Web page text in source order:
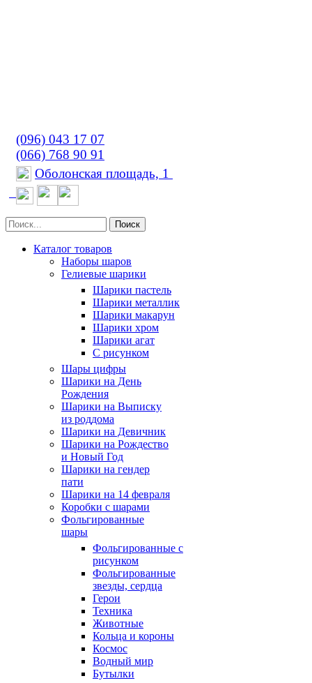
(096) 043 17 07
(066) 768 90 91
Оболонская площадь, 1
Поиск
Каталог товаров
Наборы шаров
Гелиевые шарики
Шарики пастель
Шарики металлик
Шарики макарун
Шарики хром
Шарики агат
С рисунком
Шары цифры
Шарики на День
Рождения
Шарики на Выписку
из роддома
Шарики на Девичник
Шарики на Рождество
и Новый Год
Шарики на гендер
пати
Шарики на 14 февраля
Коробки с шарами
Фольгированные
шары
Фольгированные с
рисунком
Фольгированные
звезды, сердца
Герои
Техника
Животные
Кольца и короны
Космос
Водный мир
Бутылки